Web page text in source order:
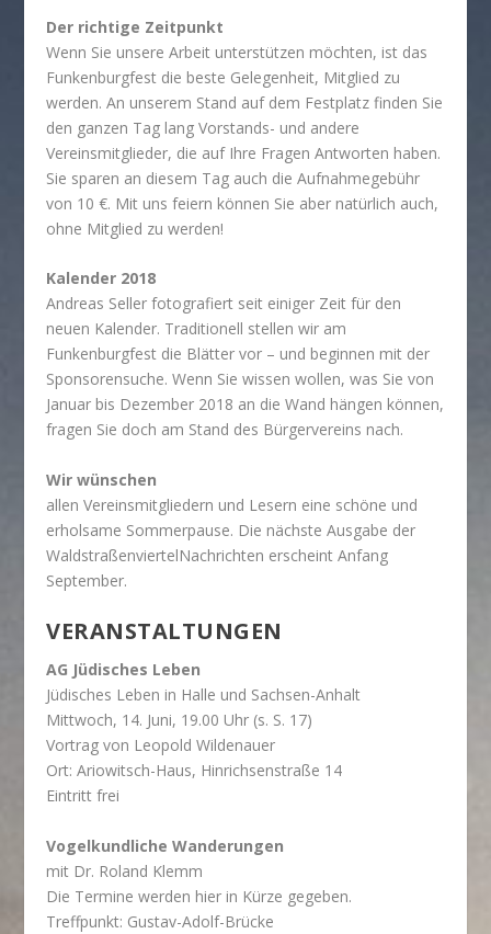
Der richtige Zeitpunkt
Wenn Sie unsere Arbeit unterstützen möchten, ist das
Funkenburgfest die beste Gelegenheit, Mitglied zu
werden. An unserem Stand auf dem Festplatz finden Sie
den ganzen Tag lang Vorstands- und andere
Vereinsmitglieder, die auf Ihre Fragen Antworten haben.
Sie sparen an diesem Tag auch die Aufnahmegebühr
von 10 €. Mit uns feiern können Sie aber natürlich auch,
ohne Mitglied zu werden!
Kalender 2018
Andreas Seller fotografiert seit einiger Zeit für den
neuen Kalender. Traditionell stellen wir am
Funkenburgfest die Blätter vor – und beginnen mit der
Sponsorensuche. Wenn Sie wissen wollen, was Sie von
Januar bis Dezember 2018 an die Wand hängen können,
fragen Sie doch am Stand des Bürgervereins nach.
Wir wünschen
allen Vereinsmitgliedern und Lesern eine schöne und
erholsame Sommerpause. Die nächste Ausgabe der
WaldstraßenviertelNachrichten erscheint Anfang
September.
VERANSTALTUNGEN
AG Jüdisches Leben
Jüdisches Leben in Halle und Sachsen-Anhalt
Mittwoch, 14. Juni, 19.00 Uhr (s. S. 17)
Vortrag von Leopold Wildenauer
Ort: Ariowitsch-Haus, Hinrichsenstraße 14
Eintritt frei
Vogelkundliche Wanderungen
mit Dr. Roland Klemm
Die Termine werden hier in Kürze gegeben.
Treffpunkt: Gustav-Adolf-Brücke